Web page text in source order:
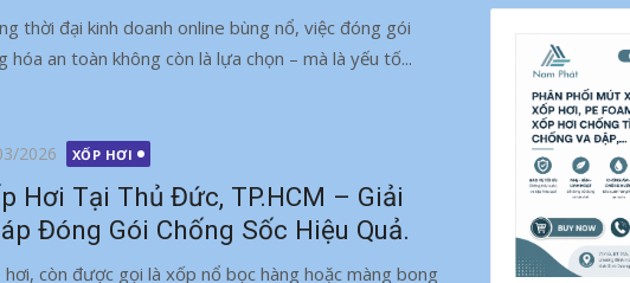
thời đại kinh doanh online bùng nổ, việc đóng gói
hóa an toàn không còn là lựa chọn – mà là yếu tố...
2026 XỐP HƠI
Hơi Tại Thủ Đức, TP.HCM – Giải
Đóng Gói Chống Sốc Hiệu Quả.
hơi, còn được gọi là xốp nổ bọc hàng hoặc màng bong